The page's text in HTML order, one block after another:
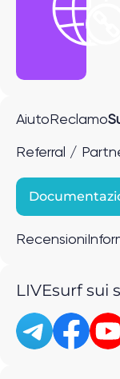
Aiuto Reclamo
Referral /
Recensioni
LIVEsurf sui